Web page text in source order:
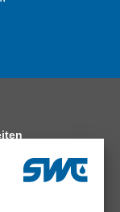
8.00 – 16.00 Uhr
– 12.00 Uhr